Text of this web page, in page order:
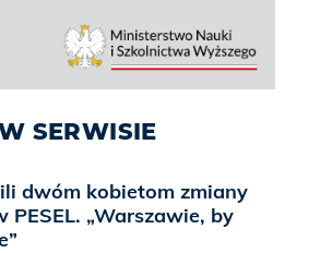
SERWISIE
dwóm kobietom zmiany
„Warszawie, by